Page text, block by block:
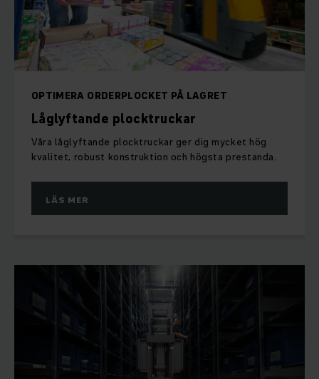
OPTIMERA ORDERPLOCKET PÅ LAGRET
Låglyftande plocktruckar
Våra låglyftande plocktruckar ger dig mycket hög
kvalitet, robust konstruktion och högsta prestanda.
LÄS MER